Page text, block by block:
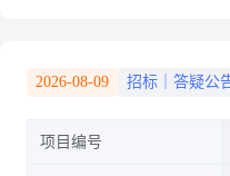
2026-08-09 招标｜答疑公
项目编号